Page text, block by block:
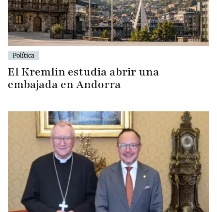
Política
El Kremlin estudia abrir una
embajada en Andorra